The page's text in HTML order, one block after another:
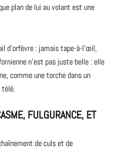
plan de lui au volant est une
d’orfèvre : jamais tape-à-l’œil,
n’est pas juste belle : elle
comme une torche dans un
télé.
FULGURANCE, ET
de culs et de